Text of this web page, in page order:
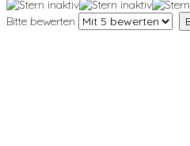
Bitte bewerten